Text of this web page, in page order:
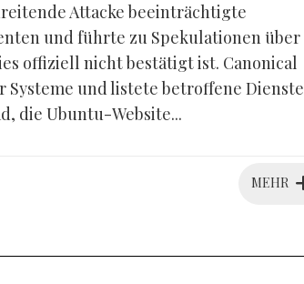
Attacke beeinträchtigte
und führte zu Spekulationen über
offiziell nicht bestätigt ist. Canonical
und listete betroffene Dienste
die Ubuntu-Website...
MEHR